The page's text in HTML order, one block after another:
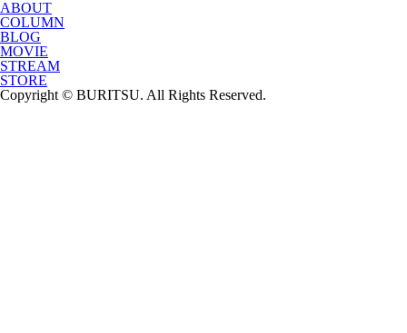
ABOUT
COLUMN
BLOG
MOVIE
STREAM
STORE
Copyright © BURITSU. All Rights Reserved.